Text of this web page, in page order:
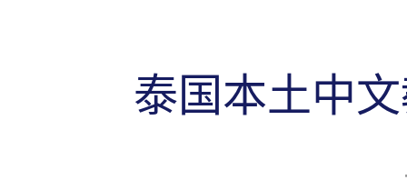
泰国本土中